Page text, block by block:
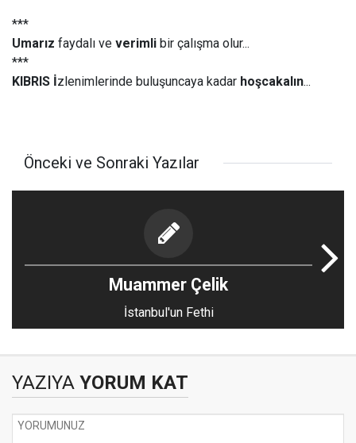
***
Umarız faydalı ve verimli bir çalışma olur...
***
KIBRIS İzlenimlerinde buluşuncaya kadar hoşcakalın...
Önceki ve Sonraki Yazılar
Muammer Çelik
İstanbul'un Fethi
YAZIYA YORUM KAT